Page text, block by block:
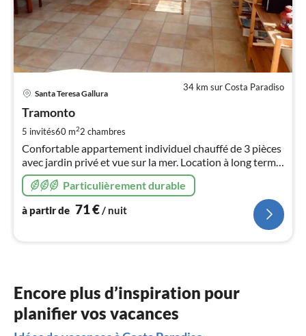
34 km sur Costa Paradiso
Santa Teresa Gallura
Tramonto
5 invités60 m22 chambres
Confortable appartement individuel chauffé de 3 pièces
avec jardin privé et vue sur la mer. Location à long terme
possible jusqu'en juin. Veuillez demander les prix.
Particulièrement durable
à partir de 71€ / nuit
Encore plus d’inspiration pour
planifier vos vacances